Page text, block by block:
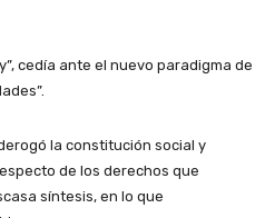
cedía ante el nuevo paradigma de
la constitución social y
de los derechos que
síntesis, en lo que